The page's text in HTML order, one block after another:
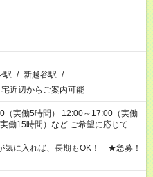
駅 / 新越谷駅 / …
近辺からご案内可能
実働5時間） 12:00～17:00（実働
など ご希望に応じて、
気軽に担当へ相談ください！
に入れば、長期もOK！ ★急募！